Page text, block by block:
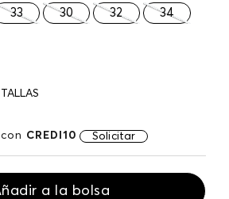
33 30 32 34
CREDI10 Solicitar
a la bolsa